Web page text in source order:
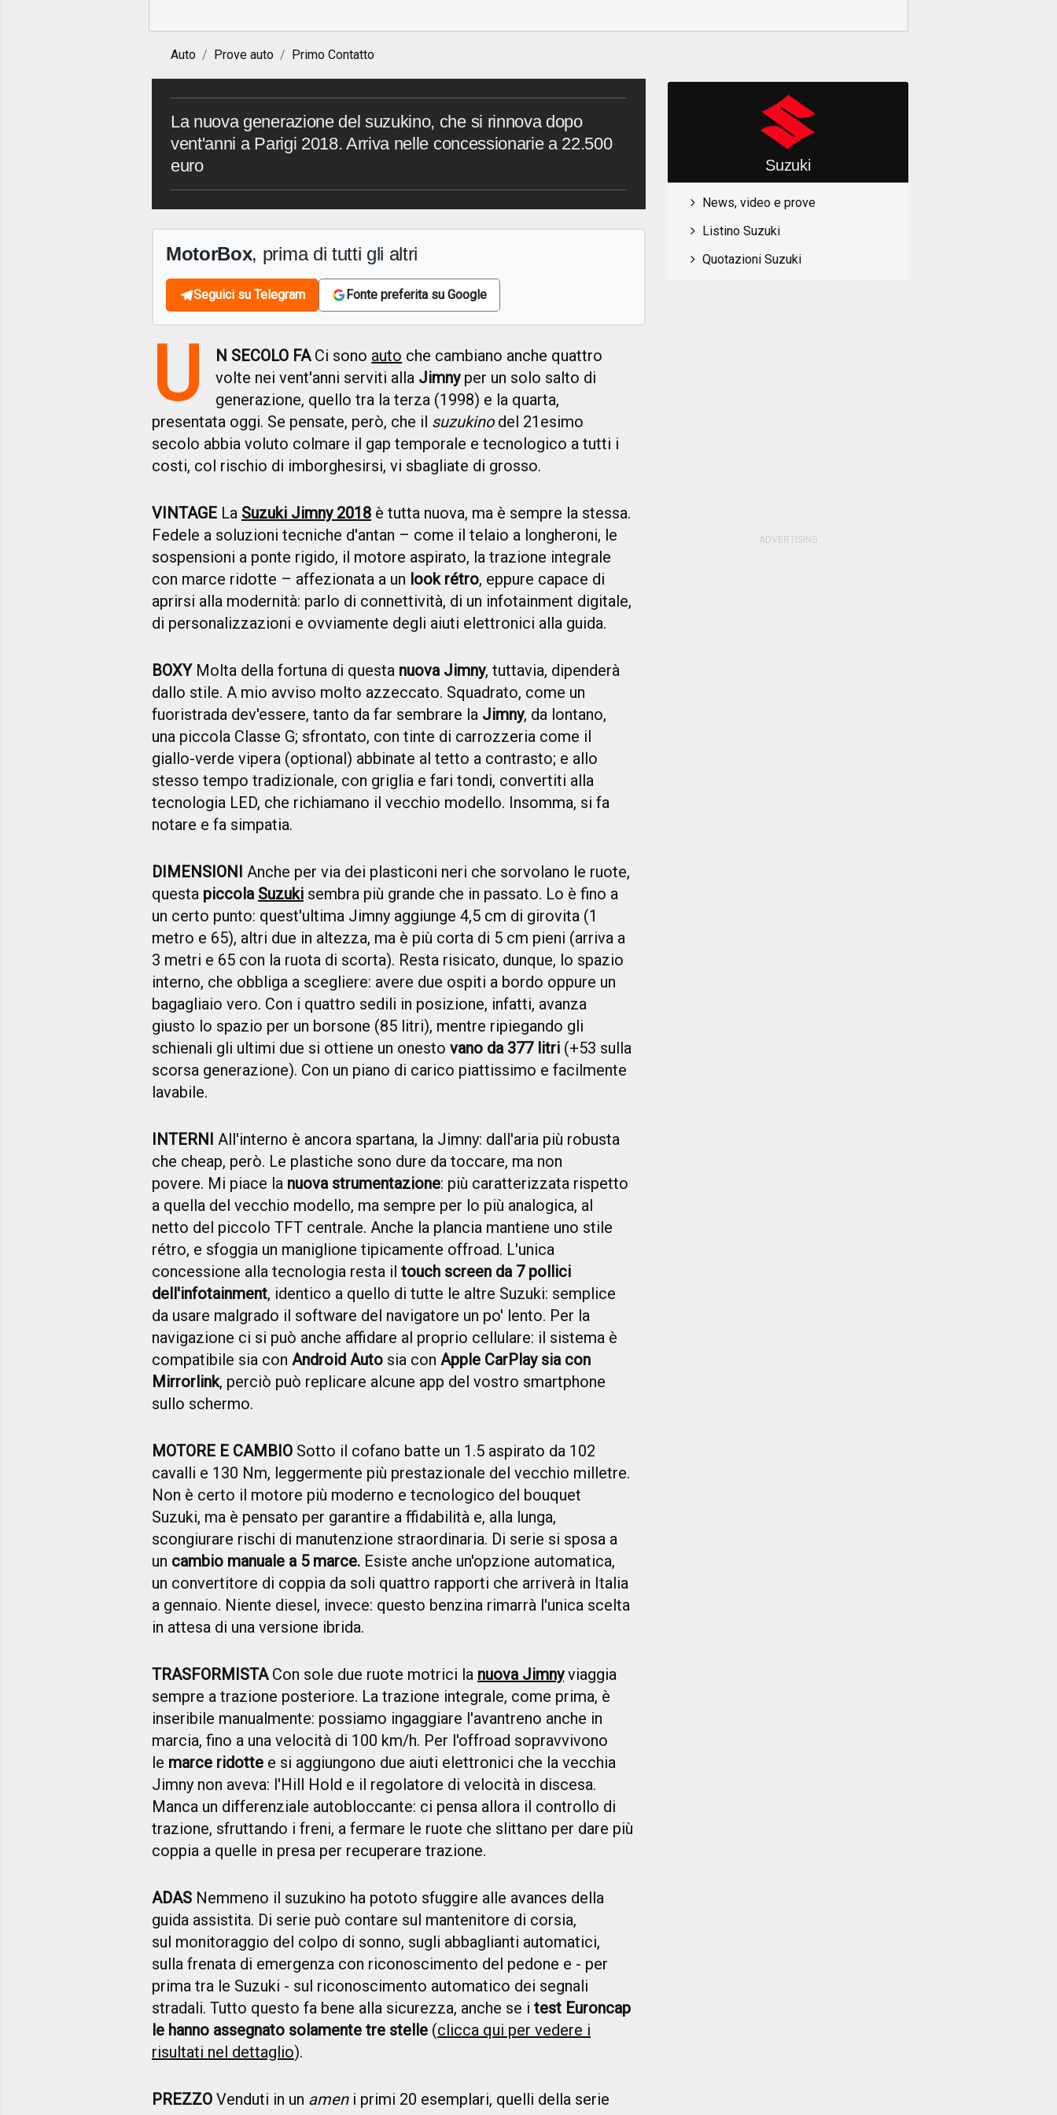
Auto Prove auto Primo Contatto
La nuova generazione del suzukino, che si rinnova dopo
vent'anni a Parigi 2018. Arriva nelle concessionarie a 22.500
euro
MotorBox, prima di tutti gli altri
Seguici su Telegram Fonte preferita su Google
U N SECOLO FACi sono auto che cambiano anche quattro
volte nei vent'anni serviti alla Jimnyper un solo salto di
generazione, quello tra la terza (1998) e la quarta,
presentata oggi. Se pensate, però, che il suzukinodel 21esimo
secolo abbia voluto colmare il gap temporale e tecnologico a tutti i
costi, col rischio di imborghesirsi, vi sbagliate di grosso.
VINTAGE La Suzuki Jimny 2018 è tutta nuova, ma è sempre la stessa.
Fedele a soluzioni tecniche d'antan – come il telaio a longheroni, le
sospensioni a ponte rigido, il motore aspirato, la trazione integrale
con marce ridotte – affezionata a un look rétro, eppure capace di
aprirsi alla modernità: parlo di connettività, di un infotainment digitale,
di personalizzazioni e ovviamente degli aiuti elettronici alla guida.
BOXYMolta della fortuna di questa nuova Jimny, tuttavia, dipenderà
dallo stile. A mio avviso molto azzeccato. Squadrato, come un
fuoristrada dev'essere, tanto da far sembrare la Jimny, da lontano,
una piccola Classe G; sfrontato, con tinte di carrozzeria come il
giallo-verde vipera (optional) abbinate al tetto a contrasto; e allo
stesso tempo tradizionale, con griglia e fari tondi, convertiti alla
tecnologia LED, che richiamano il vecchio modello. Insomma, si fa
notare e fa simpatia.
DIMENSIONI Anche per via dei plasticoni neri che sorvolano le ruote,
questa piccola Suzuki sembra più grande che in passato. Lo è fino a
un certo punto: quest'ultima Jimny aggiunge 4,5 cm di girovita (1
metro e 65), altri due in altezza, ma è più corta di 5 cm pieni (arriva a
3 metri e 65 con la ruota di scorta). Resta risicato, dunque, lo spazio
interno, che obbliga a scegliere: avere due ospiti a bordo oppure un
bagagliaio vero. Con i quattro sedili in posizione, infatti, avanza
giusto lo spazio per un borsone (85 litri), mentre ripiegando gli
schienali gli ultimi due si ottiene un onesto vano da 377 litri (+53 sulla
scorsa generazione). Con un piano di carico piattissimo e facilmente
lavabile.
INTERNI All'interno è ancora spartana, la Jimny: dall'aria più robusta
che cheap, però. Le plastiche sono dure da toccare, ma non
povere. Mi piace la nuova strumentazione: più caratterizzata rispetto
a quella del vecchio modello, ma sempre per lo più analogica, al
netto del piccolo TFT centrale. Anche la plancia mantiene uno stile
rétro, e sfoggia un maniglione tipicamente offroad. L'unica
concessione alla tecnologia resta il touch screen da 7 pollici
dell'infotainment, identico a quello di tutte le altre Suzuki: semplice
da usare malgrado il software del navigatore un po' lento. Per la
navigazione ci si può anche affidare al proprio cellulare: il sistema è
compatibile sia con Android Auto sia con Apple CarPlay sia con
Mirrorlink, perciò può replicare alcune app del vostro smartphone
sullo schermo.
MOTORE E CAMBIO Sotto il cofano batte un 1.5 aspirato da 102
cavalli e 130 Nm, leggermente più prestazionale del vecchio milletre.
Non è certo il motore più moderno e tecnologico del bouquet
Suzuki, ma è pensato per garantire a ffidabilità e, alla lunga,
scongiurare rischi di manutenzione straordinaria. Di serie si sposa a
un cambio manuale a 5 marce. Esiste anche un'opzione automatica,
un convertitore di coppia da soli quattro rapporti che arriverà in Italia
a gennaio. Niente diesel, invece: questo benzina rimarrà l'unica scelta
in attesa di una versione ibrida.
TRASFORMISTACon sole due ruote motrici la nuova Jimnyviaggia
sempre a trazione posteriore. La trazione integrale, come prima, è
inseribile manualmente: possiamo ingaggiare l'avantreno anche in
marcia, fino a una velocità di 100 km/h. Per l'offroad sopravvivono
le marce ridotte e si aggiungono due aiuti elettronici che la vecchia
Jimny non aveva: l'Hill Hold e il regolatore di velocità in discesa.
Manca un differenziale autobloccante: ci pensa allora il controllo di
trazione, sfruttando i freni, a fermare le ruote che slittano per dare più
coppia a quelle in presa per recuperare trazione.
ADAS Nemmeno il suzukino ha pototo sfuggire alle avances della
guida assistita. Di serie può contare sul mantenitore di corsia,
sul monitoraggio del colpo di sonno, sugli abbaglianti automatici,
sulla frenata di emergenza con riconoscimento del pedone e - per
prima tra le Suzuki - sul riconoscimento automatico dei segnali
stradali. Tutto questo fa bene alla sicurezza, anche se i test Euroncap
le hanno assegnato solamente tre stelle (clicca qui per vedere i
risultati nel dettaglio).
PREZZO Venduti in un ameni primi 20 esemplari, quelli della serie
Suzuki
News, video e prove
Listino Suzuki
Quotazioni Suzuki